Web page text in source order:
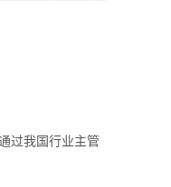
过我国行业主管